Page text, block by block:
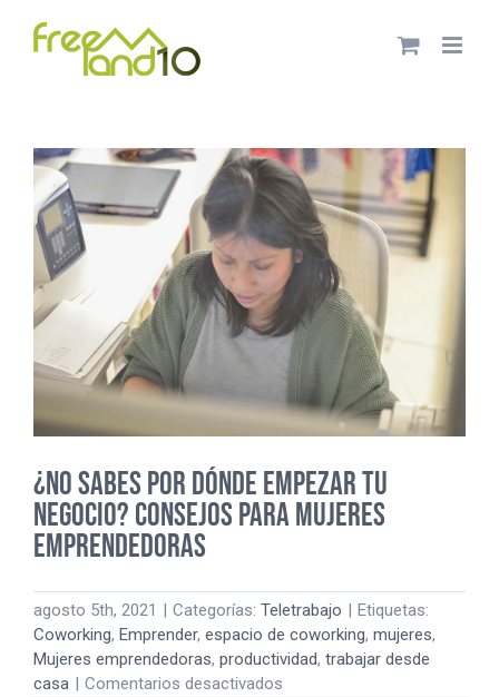
¿No sabes por dónde empezar tu
negocio? Consejos para Mujeres
Emprendedoras
agosto 5th, 2021 | Categorías: Teletrabajo | Etiquetas:
Coworking, Emprender, espacio de coworking, mujeres,
Mujeres emprendedoras, productividad, trabajar desde
casa | Comentarios desactivados